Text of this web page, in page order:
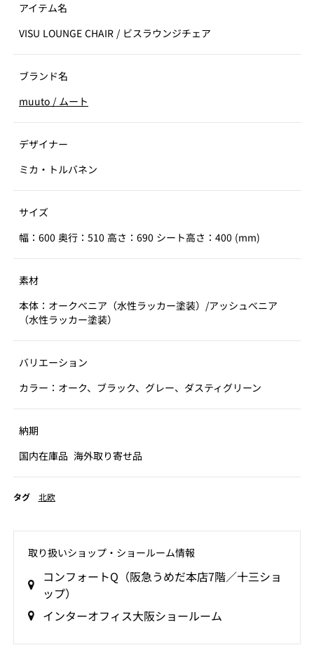
アイテム名
VISU LOUNGE CHAIR / ビスラウンジチェア
ブランド名
muuto / ムート
デザイナー
ミカ・トルバネン
サイズ
幅：600 奥行：510 高さ：690 シート高さ：400 (mm)
素材
本体：オークべニア（水性ラッカー塗装）/アッシュべニア
（水性ラッカー塗装）
バリエーション
カラー：オーク、ブラック、グレー、ダスティグリーン
納期
国内在庫品 海外取り寄せ品
タグ 北欧
取り扱いショップ‧ショールーム情報
コンフォートQ（阪急うめだ本店7階／十三ショ
ップ）
インターオフィス大阪ショールーム